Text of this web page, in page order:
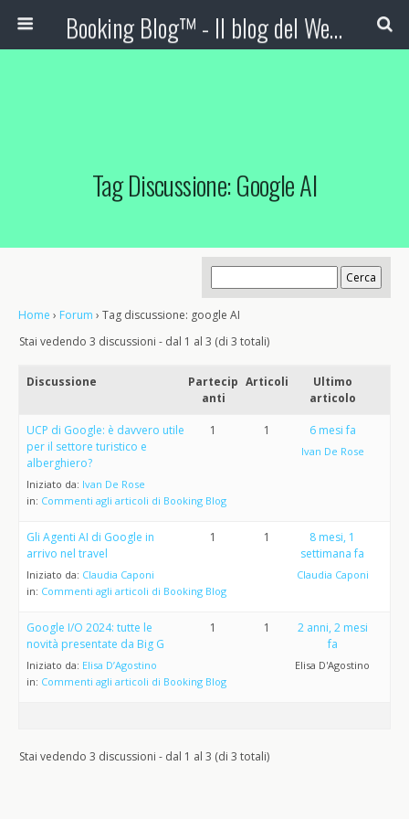
Booking Blog™ - Il blog del Web Marketing Turistico
Tag Discussione: Google AI
Home › Forum › Tag discussione: google AI
Stai vedendo 3 discussioni - dal 1 al 3 (di 3 totali)
Discussione
Partecip
anti
Articoli
Ultimo
articolo
UCP di Google: è davvero utile
per il settore turistico e
alberghiero?
Iniziato da: Ivan De Rose
in: Commenti agli articoli di Booking Blog
1 1 6 mesi fa
Ivan De Rose
Gli Agenti AI di Google in
arrivo nel travel
Iniziato da: Claudia Caponi
in: Commenti agli articoli di Booking Blog
1 1
8 mesi, 1
settimana fa
Claudia Caponi
Google I/O 2024: tutte le
novità presentate da Big G
Iniziato da: Elisa D’Agostino
in: Commenti agli articoli di Booking Blog
1 1
2 anni, 2 mesi
fa
Elisa D'Agostino
Stai vedendo 3 discussioni - dal 1 al 3 (di 3 totali)